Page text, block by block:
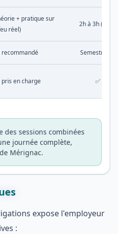
+ pratique sur
réel)
2h à 3h
recommandé Semestriel
pris en charge ✅
des sessions combinées
journée complète,
Mérignac.
expose l'employeur
: